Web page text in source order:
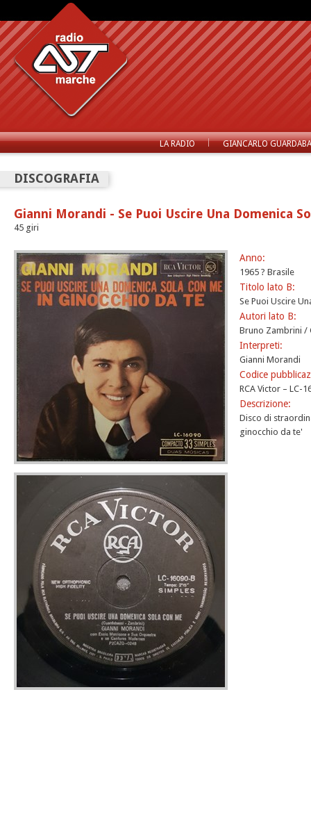
LA RADIO GIANCARLO
DISCOGRAFIA
Gianni Morandi - Se Puoi Uscire Una Domenica
45 giri
Anno:
1965 ? Brasile
Titolo lato B:
Se Puoi Uscire
Autori lato B:
Bruno Zambrini /
Interpreti:
Gianni Morandi
Codice
RCA Victor – LC-
Descrizione:
Disco di
ginocchio da te'